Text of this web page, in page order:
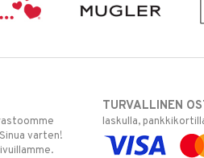
varten!
TURVALLINEN
laskulla,